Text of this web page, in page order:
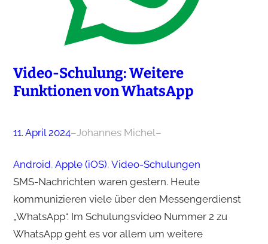
Video-Schulung: Weitere
Funktionen von WhatsApp
11. April 2024–Johannes Michel–
Android, Apple (iOS), Video-Schulungen
SMS-Nachrichten waren gestern. Heute
kommunizieren viele über den Messengerdienst
„WhatsApp“. Im Schulungsvideo Nummer 2 zu
WhatsApp geht es vor allem um weitere